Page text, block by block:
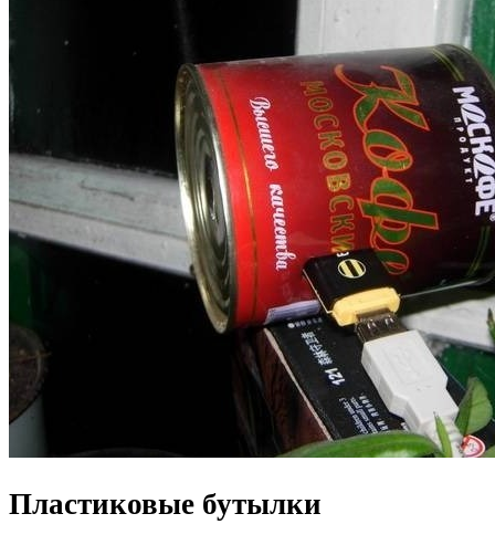
Пластиковые бутылки